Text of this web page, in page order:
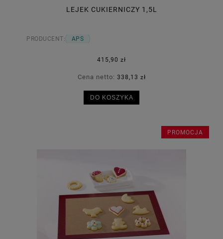
LEJEK CUKIERNICZY 1,5L
PRODUCENT: APS
415,90 zł
Cena netto: 338,13 zł
DO KOSZYKA
PROMOCJA